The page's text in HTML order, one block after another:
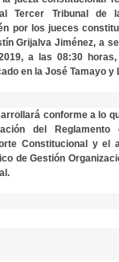
Tercer Tribunal de
por los jueces
Grijalva Jiménez, a
a las 08:30
en la José Tamayo y
conforme a lo
del Reglamento
Constitucional y el
de Gestión